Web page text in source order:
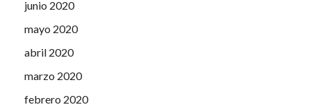
junio 2020
mayo 2020
abril 2020
marzo 2020
febrero 2020